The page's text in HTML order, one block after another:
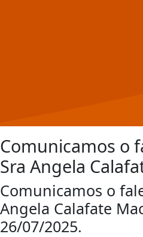
Comunicamos o
Sra Angela
Comunicamos o
Angela Calafate
26/07/2025.